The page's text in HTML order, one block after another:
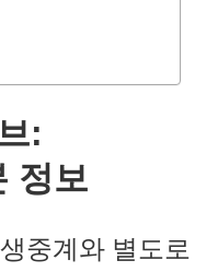
:
정보
중계와 별도로